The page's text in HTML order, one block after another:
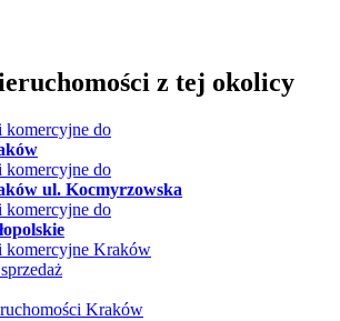
z tej okolicy
komercyjne do
komercyjne do
ul. Kocmyrzowska
komercyjne do
komercyjne Kraków
Kraków